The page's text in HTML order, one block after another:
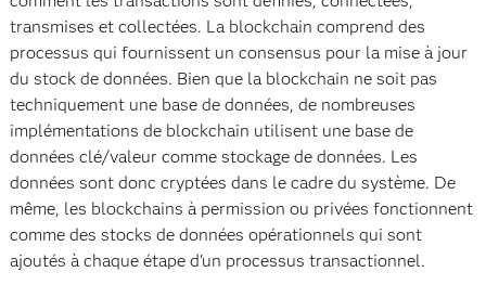
transmises et collectées. La blockchain comprend des
processus qui fournissent un consensus pour la mise à jour
du stock de données. Bien que la blockchain ne soit pas
techniquement une base de données, de nombreuses
implémentations de blockchain utilisent une base de
données clé/valeur comme stockage de données. Les
données sont donc cryptées dans le cadre du système. De
même, les blockchains à permission ou privées fonctionnent
comme des stocks de données opérationnels qui sont
ajoutés à chaque étape d'un processus transactionnel.